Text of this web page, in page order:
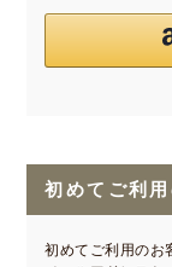
初めてご利
初めてご利用のお